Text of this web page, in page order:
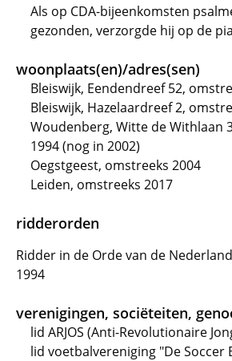
Als op CDA-bijeenkomsten
gezonden, verzorgde hij op de
woonplaats(en)/adres(sen)
Bleiswijk, Eendendreef 52,
Bleiswijk, Hazelaardreef 2,
Woudenberg, Witte de Withlaan
1994 (nog in 2002)
Oegstgeest, omstreeks 2004
Leiden, omstreeks 2017
ridderorden
Ridder in de Orde van de
1994
verenigingen, sociëteiten,
lid ARJOS (Anti-Revolutionaire
lid voetbalvereniging "De Soccer